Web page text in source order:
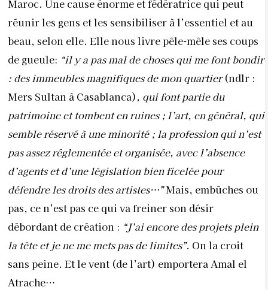
Maroc. Une cause énorme et fédératrice qui peut
réunir les gens et les sensibiliser à l’essentiel et au
beau, selon elle. Elle nous livre pêle-mêle ses coups
de gueule: “il y a pas mal de choses qui me font bondir
: des immeubles magnifiques de mon quartier(ndlr :
Mers Sultan à Casablanca), qui font partie du
patrimoine et tombent en ruines ; l’art, en général, qui
semble réservé à une minorité ; la profession qui n’est
pas assez réglementée et organisée, avec l’absence
d’agents et d’une législation bien ficelée pour
défendre les droits des artistes…”Mais, embûches ou
pas, ce n’est pas ce qui va freiner son désir
débordant de création : “J’ai encore des projets plein
la tête et je ne me mets pas de limites”. On la croit
sans peine. Et le vent (de l’art) emportera Amal el
Atrache…